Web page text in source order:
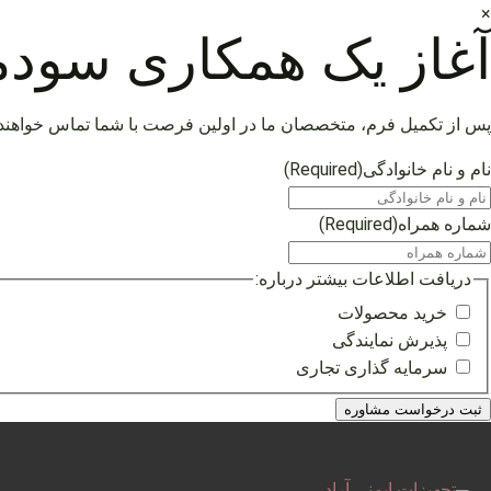
×
آغاز یک همکاری
پس از تکمیل فرم، متخصصان ما در اولین فرصت با شما تماس
نام و نام خانوادگی(Required)
شماره همراه(Required)
دریافت اطلاعات بیشتر درباره:
خرید محصولات
پذیرش نمایندگی
سرمایه گذاری تجاری